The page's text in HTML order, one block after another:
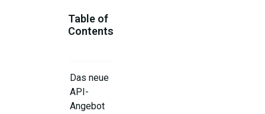
Table of
Contents
Das neue
API-
Angebot